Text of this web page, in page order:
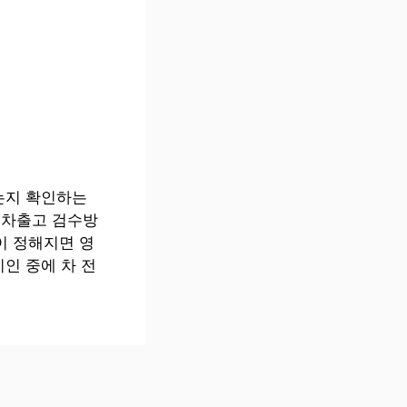
확인하는
출고 검수방
정해지면 영
중에 차 전